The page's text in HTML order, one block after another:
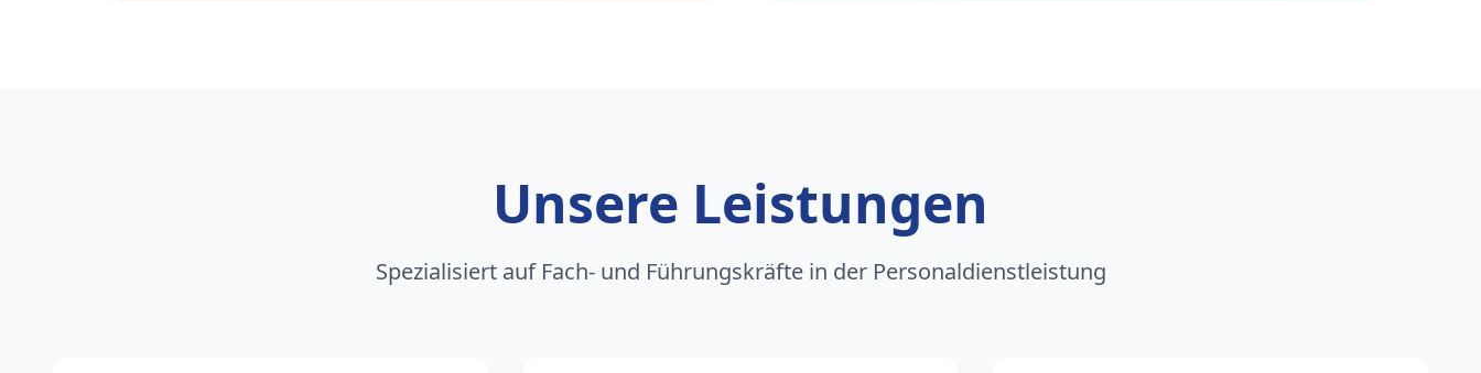
Unsere Leistungen
Spezialisiert auf Fach- und Führungskräfte in der Personaldienstleistung